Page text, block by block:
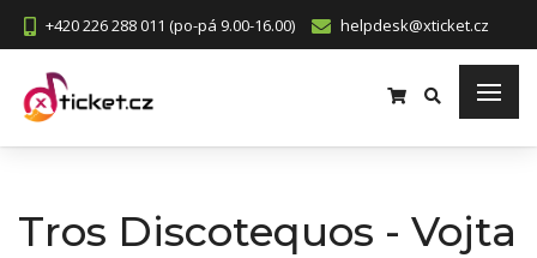
+420 226 288 011 (po-pá 9.00-16.00) helpdesk@xticket.cz
Tros Discotequos - Vojta